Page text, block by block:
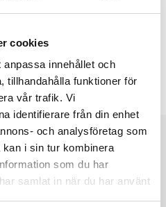
cookies
innehållet och
tillhandahålla funktioner för
vår trafik. Vi
identifierare från din enhet
och analysföretag som
i sin tur kombinera
som du har
samlat in när du har använt
höjs med 2 300